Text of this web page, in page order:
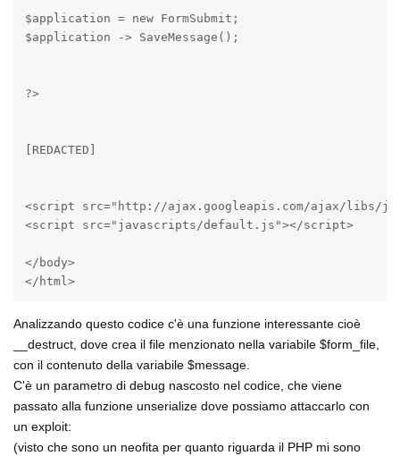
$application = new FormSubmit;
$application -> SaveMessage();
?>
[REDACTED]
<script src="http://ajax.googleapis.com/ajax/libs/
<script src="javascripts/default.js"></script>
</body>
</html>
Analizzando questo codice c'è una funzione interessante cioè
__destruct, dove crea il file menzionato nella variabile $form_file,
con il contenuto della variabile $message.
C'è un parametro di debug nascosto nel codice, che viene
passato alla funzione unserialize dove possiamo attaccarlo con
un exploit:
(visto che sono un neofita per quanto riguarda il PHP mi sono